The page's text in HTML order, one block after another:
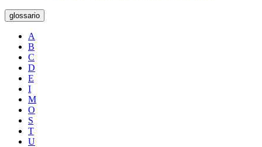
glossario
A
B
C
D
E
I
M
O
S
T
U